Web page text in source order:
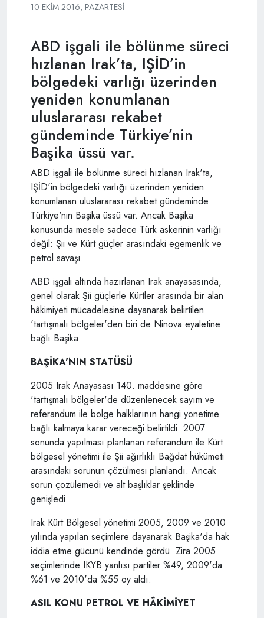
10 EKIM 2016, PAZARTESI
ABD işgali ile bölünme süreci
hızlanan Irak’ta, IŞİD’in
bölgedeki varlığı üzerinden
yeniden konumlanan
uluslararası rekabet
gündeminde Türkiye’nin
Başika üssü var.
ABD işgali ile bölünme süreci hızlanan Irak'ta,
IŞİD'in bölgedeki varlığı üzerinden yeniden
konumlanan uluslararası rekabet gündeminde
Türkiye'nin Başika üssü var. Ancak Başika
konusunda mesele sadece Türk askerinin varlığı
değil: Şii ve Kürt güçler arasındaki egemenlik ve
petrol savaşı.
ABD işgali altında hazırlanan Irak anayasasında,
genel olarak Şii güçlerle Kürtler arasında bir alan
hâkimiyeti mücadelesine dayanarak belirtilen
'tartışmalı bölgeler'den biri de Ninova eyaletine
bağlı Başika.
BAŞİKA'NIN STATÜSÜ
2005 Irak Anayasası 140. maddesine göre
'tartışmalı bölgeler'de düzenlenecek sayım ve
referandum ile bölge halklarının hangi yönetime
bağlı kalmaya karar vereceği belirtildi. 2007
sonunda yapılması planlanan referandum ile Kürt
bölgesel yönetimi ile Şii ağırlıklı Bağdat hükümeti
arasındaki sorunun çözülmesi planlandı. Ancak
sorun çözülemedi ve alt başlıklar şeklinde
genişledi.
Irak Kürt Bölgesel yönetimi 2005, 2009 ve 2010
yılında yapılan seçimlere dayanarak Başika'da hak
iddia etme gücünü kendinde gördü. Zira 2005
seçimlerinde IKYB yanlısı partiler %49, 2009'da
%61 ve 2010'da %55 oy aldı.
ASIL KONU PETROL VE HÂKİMİYET